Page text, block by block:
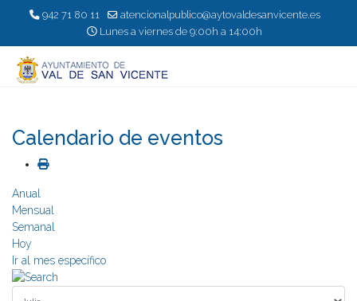
942 71 80 11
atencionalpublico@aytovaldesanvicente.es
Lunes a viernes de 9:00h a 14:00h
Calendario de eventos
Anual
Mensual
Semanal
Hoy
Ir al mes específico